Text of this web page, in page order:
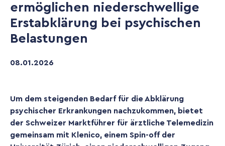
ermöglichen niederschwellige
Erstabklärung bei psychischen
Belastungen
08.01.2026
Um dem steigenden Bedarf für die Abklärung
psychischer Erkrankungen nachzukommen, bietet
der Schweizer Marktführer für ärztliche Telemedizin
gemeinsam mit Klenico, einem Spin-off der